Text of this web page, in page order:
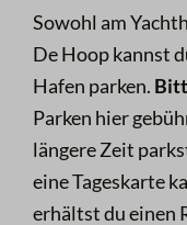
Sowohl am
De Hoop kannst
Hafen parken.
Parken hier
längere Zeit
eine Tageskarte
erhältst du einen